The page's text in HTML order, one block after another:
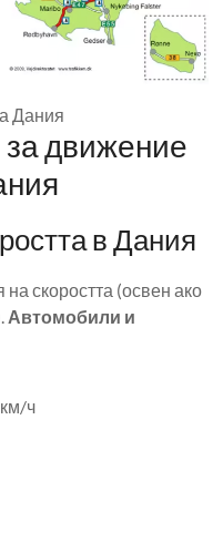
Дания
движение
в Дания
скоростта (освен ако
Автомобили и
ч